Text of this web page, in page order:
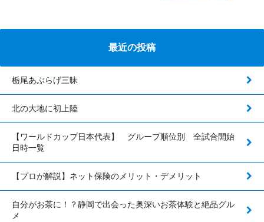
最近の投稿
栃尾あぶらげ三昧
北の大地に初上陸
【ワールドカップ日本代表】 グループ順位別 全試合開始
日時一覧
【プロが解説】ネット保険のメリット・デメリット
自分がお茶に！？静岡で出会った奥深いお茶体験と絶品グル
メ